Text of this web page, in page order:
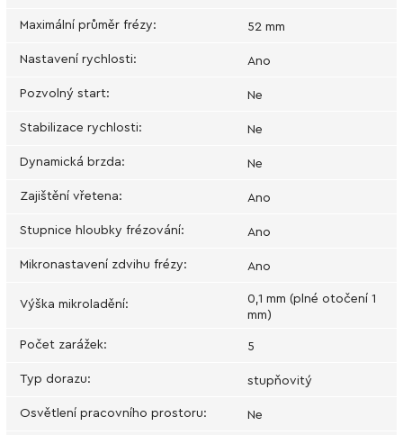
Maximální průměr frézy: 52 mm
Nastavení rychlosti: Ano
Pozvolný start: Ne
Stabilizace rychlosti: Ne
Dynamická brzda: Ne
Zajištění vřetena: Ano
Stupnice hloubky frézování: Ano
Mikronastavení zdvihu frézy: Ano
Výška mikroladění:
0,1 mm (plné otočení 1
mm)
Počet zarážek: 5
Typ dorazu: stupňovitý
Osvětlení pracovního prostoru: Ne